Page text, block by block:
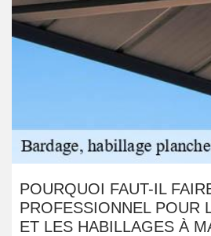
POURQUOI FAUT-IL
PROFESSIONNEL POUR
ET LES HABILLAGES À